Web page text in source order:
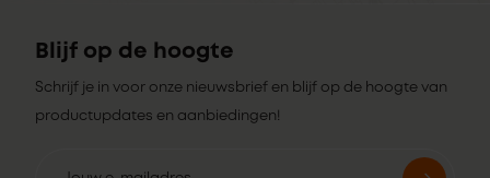
Blijf op de hoogte
Schrijf je in voor onze nieuwsbrief en blijf op de hoogte van
productupdates en aanbiedingen!